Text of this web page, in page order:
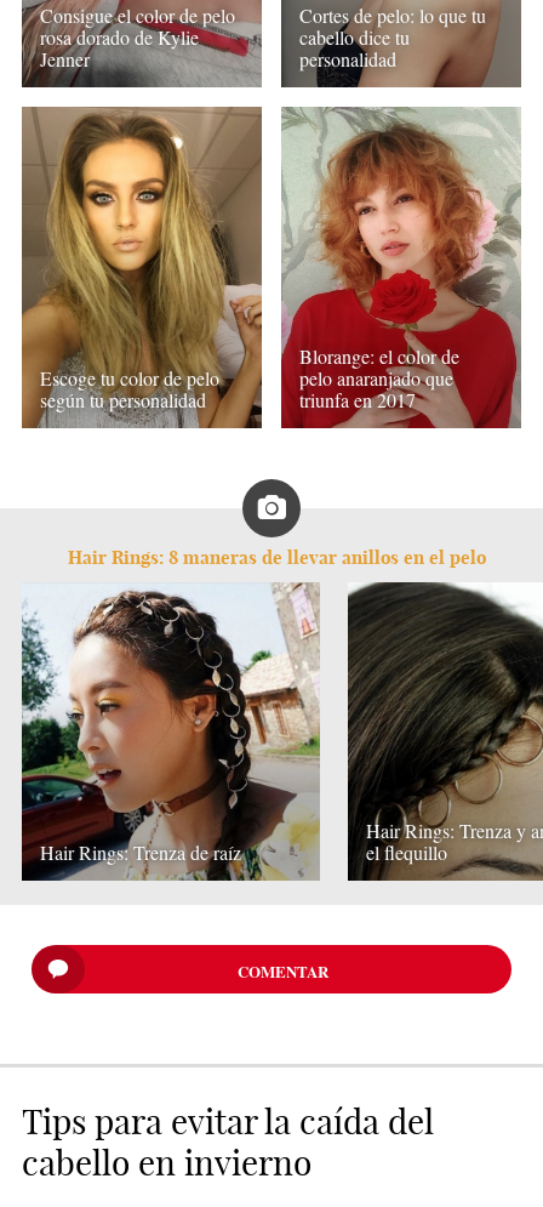
Consigue el color de pelo
rosa dorado de Kylie
Jenner
Cortes de pelo: lo que tu
cabello dice tu
personalidad
Escoge tu color de pelo
según tu personalidad
Blorange: el color de
pelo anaranjado que
triunfa en 2017
Hair Rings: 8 maneras de llevar anillos en el pelo
Hair Rings: Trenza de raíz
Hair Rings: Trenza y
el flequillo
COMENTAR
Tips para evitar la caída del
cabello en invierno